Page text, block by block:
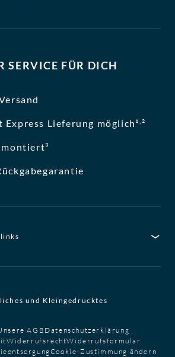
SERVICE FÜR DICH
Express Lieferung möglich¹ ,²
und Kleingedrucktes
AGB Datenschutzerklärung
WiderrufsrechtWiderrufsformular
Cookie-Zustimmung ändern